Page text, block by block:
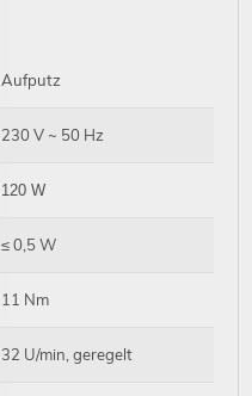
Aufputz
230 V ~ 50 Hz
120 W
≤ 0,5 W
11 Nm
32 U/min, geregelt